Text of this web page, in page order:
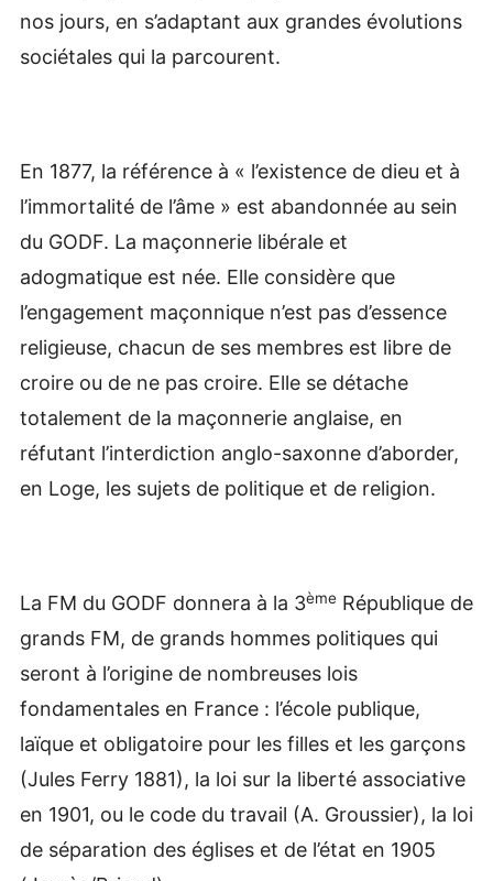
nos jours, en s’adaptant aux grandes évolutions
sociétales qui la parcourent.
En 1877, la référence à « l’existence de dieu et à
l’immortalité de l’âme » est abandonnée au sein
du GODF. La maçonnerie libérale et
adogmatique est née. Elle considère que
l’engagement maçonnique n’est pas d’essence
religieuse, chacun de ses membres est libre de
croire ou de ne pas croire. Elle se détache
totalement de la maçonnerie anglaise, en
réfutant l’interdiction anglo-saxonne d’aborder,
en Loge, les sujets de politique et de religion.
La FM du GODF donnera à la 3èmeRépublique de
grands FM, de grands hommes politiques qui
seront à l’origine de nombreuses lois
fondamentales en France : l’école publique,
laïque et obligatoire pour les filles et les garçons
(Jules Ferry 1881), la loi sur la liberté associative
en 1901, ou le code du travail (A. Groussier), la loi
de séparation des églises et de l’état en 1905